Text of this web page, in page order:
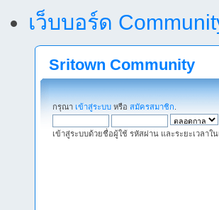
เว็บบอร์ด
Sritown Community
กรุณา เข้าสู่ระบบ หรือ สมัครสมาชิก
เข้าสู่ระบบด้วยชื่อผู้ใช้ รหัสผ่าน และระยะเวลาใ